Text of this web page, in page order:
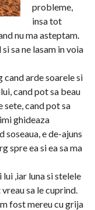
probleme,
insa tot
nu ma asteptam.
sa ne lasam in voia
arde soarele si
cand pot sa beau
sete, cand pot sa
ghideaza
soseaua, e de-ajuns
spre ea si ea sa ma
lui ,iar luna si stelele
sa le cuprind.
fost mereu cu grija